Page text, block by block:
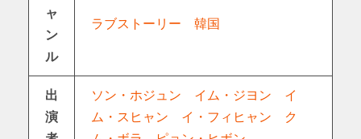
ャ
ン
ル
ラブストーリー 韓国
出
演
ソン・ホジュン イム・ジヨン
イ
ム・スヒャン
イ・フィヒャン
ク